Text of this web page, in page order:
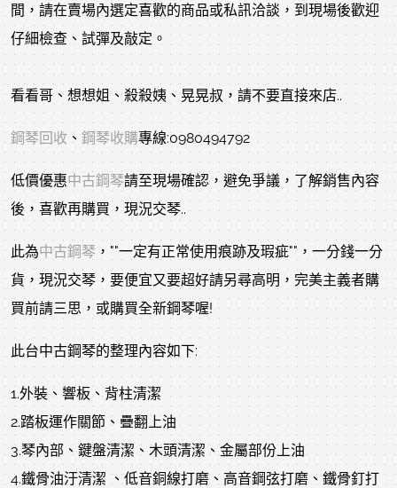
間，請在賣場內選定喜歡的商品或私訊洽談，到現場後歡迎
仔細檢查、試彈及敲定。
看看哥、想想姐、殺殺姨、晃晃叔，請不要直接來店..
鋼琴回收 、 鋼琴收購專線:0980494792
低價優惠中古鋼琴請至現場確認，避免爭議，了解銷售內容
後，喜歡再購買，現況交琴..
此為中古鋼琴 ，""一定有正常使用痕跡及瑕疵""，一分錢一分
貨，現況交琴，要便宜又要超好請另尋高明，完美主義者購
買前請三思，或購買全新鋼琴喔!
此台中古鋼琴的整理內容如下:
1.外裝、響板、背柱清潔
2.踏板運作關節、疊翻上油
3.琴內部、鍵盤清潔、木頭清潔、金屬部份上油
4.鐵骨油汙清潔 、低音銅線打磨、高音鋼弦打磨、鐵骨釘打